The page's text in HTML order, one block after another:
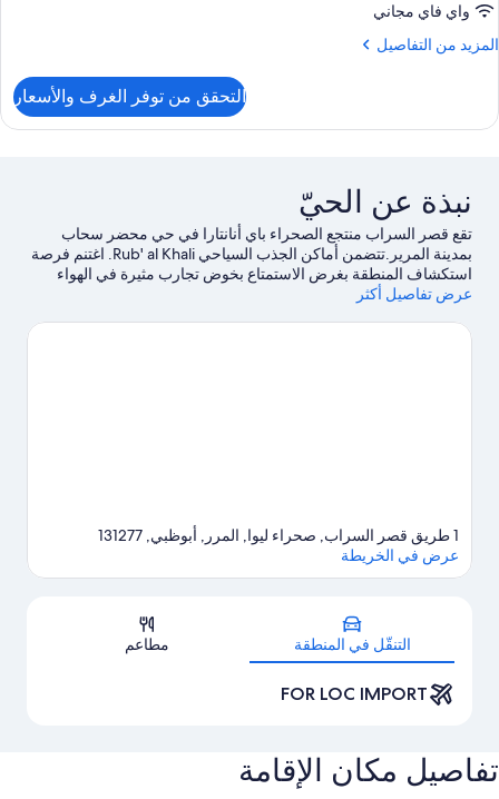
واي فاي مجاني
المزيد من التفاصيل
المزيد
الغرفة
التحقق من توفر الغرف والأسعار
نبذة عن الحيّ
تقع قصر السراب منتجع الصحراء باي أنانتارا في حي محضر سحاب
بمدينة المرير.تتضمن أماكن الجذب السياحي Rub' al Khali. اغتنم فرصة
استكشاف المنطقة بغرض الاستمتاع بخوض تجارب مثيرة في الهواء
الطلق مثل مضمار للمشي/ للدراجات.
عرض تفاصيل أكثر
1 طريق قصر السراب, صحراء ليوا, المرر, أبوظبي, 131277
عرض في الخريطة
التنقّل في المنطقة مطاعم
FOR LOC IMPORT
تفاصيل مكان الإقامة